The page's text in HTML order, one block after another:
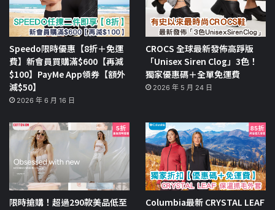
Speedo限時優惠【8折＋免運
費】新會員買購滿$600【再減
$100】PayMe App領券【額外
減$50】
2026 年 6 月 16 日
CROCS 全球最新發佈高踭版
「Unisex Siren Clog」3色！
獨家優惠碼＋全單免運費
2026 年 5 月 24 日
限時搶購！超過290款美品低至
Columbia最新 CRYSTAL LEAF